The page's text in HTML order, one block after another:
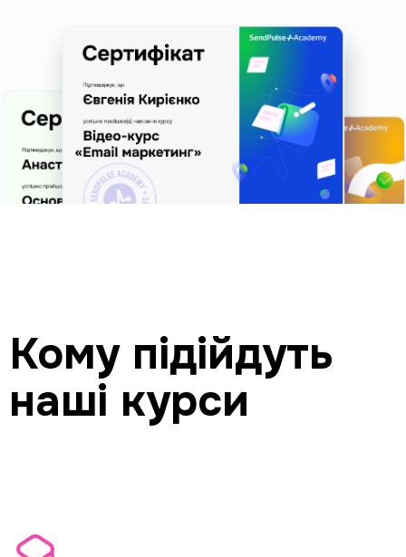
Кому підійдуть
наші курси